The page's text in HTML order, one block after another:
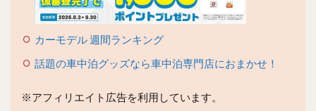
カーモデル 週間ランキング
話題の車中泊グッズなら車中泊専門店におまかせ！
※アフィリエイト広告を利用しています。